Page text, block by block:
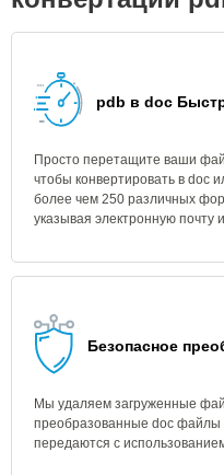
pdb в doc
Просто перетащите ваши
чтобы конвертировать в doc
более чем 250 различных
указывая электронную почту
Безопасное
Мы удаляем загруженные
преобразованные doc файлы
передаются с